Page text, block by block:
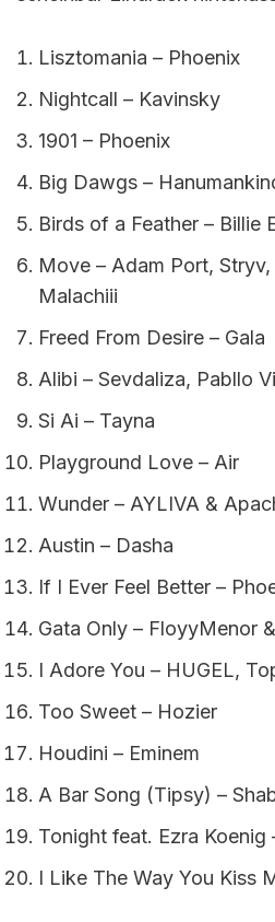
Lisztomania – Phoenix
Nightcall – Kavinsky
1901 – Phoenix
Big Dawgs –
Birds of a Feather – Billie
Move – Adam Port,
Malachiii
Freed From Desire – Gala
Alibi – Sevdaliza, Pabllo
Si Ai – Tayna
Playground Love – Air
Wunder – AYLIVA &
Austin – Dasha
If I Ever Feel Better –
Gata Only – FloyyMenor
I Adore You – HUGEL,
Too Sweet – Hozier
Houdini – Eminem
A Bar Song (Tipsy) –
Tonight feat. Ezra Koenig
I Like The Way You Kiss